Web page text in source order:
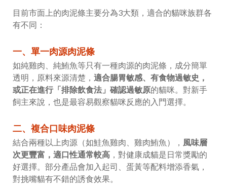
目前市面上的肉泥條主要分為3大類，適合的貓咪族群各
有不同：
一、單一肉源肉泥條
如純雞肉、純鮪魚等只有一種肉源的肉泥條，成分簡單
透明，原料來源清楚， 適合腸胃敏感、有食物過敏史，
或正在進行「排除飲食法」確認過敏原的貓咪。對新手
飼主來說，也是最容易觀察貓咪反應的入門選擇。
二、複合口味肉泥條
結合兩種以上肉源（如鮭魚雞肉、雞肉鮪魚）， 風味層
次更豐富，適口性通常較高 ，對健康成貓是日常獎勵的
好選擇。部分產品會加入起司、蛋黃等配料增添香氣，
對挑嘴貓有不錯的誘食效果。